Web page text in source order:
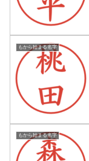
もから始まる名字
もから始まる名字